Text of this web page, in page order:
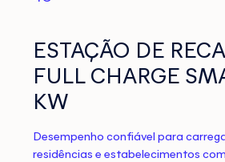
ESTAÇÃO DE
FULL CHARGE
KW
Desempenho confiável para
residências e estabelecimentos